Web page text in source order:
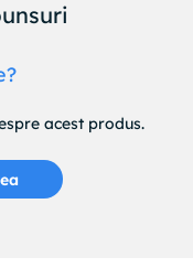
acest produs.